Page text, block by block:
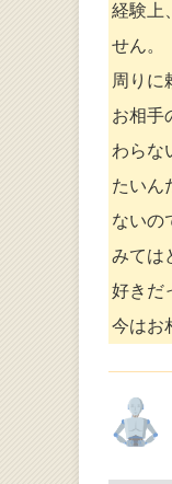
経験上
せん。
周りに
お相手
わらな
たいん
ないの
みては
好きだ
今はお